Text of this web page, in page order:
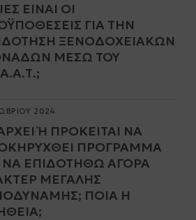
ΕΊΝΑΙ ΟΙ
ΓΙΑ ΤΗΝ
ΞΕΝΟΔΟΧΕΙΑΚΏΝ
ΜΈΣΩ ΤΟΥ
2024
Ή ΠΡΌΚΕΙΤΑΙ ΝΑ Π
ΠΡΌΓΡΑΜΜΑ Γ
ΕΠΙΔΟΤΗΘΏ ΑΓΟΡΆ Τ
ΜΕΓΆΛΗΣ Ι
ΠΟΙΑ Η Α